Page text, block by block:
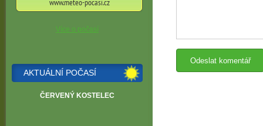
Více o počasí
AKTUÁLNÍ POČASÍ
ČERVENÝ KOSTELEC